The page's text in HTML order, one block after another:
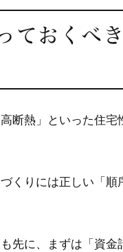
ておくべ
断熱」といった住宅
くりには正しい「順
先に、まずは「資金